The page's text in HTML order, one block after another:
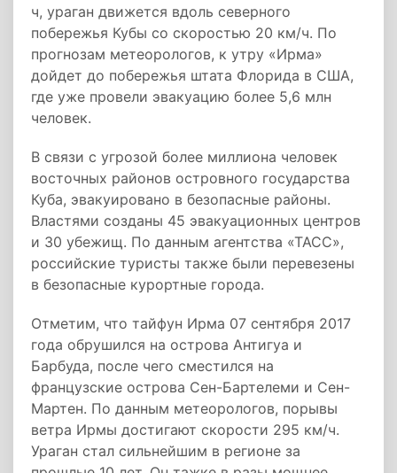
ч, ураган движется вдоль северного
побережья Кубы со скоростью 20 км/ч. По
прогнозам метеорологов, к утру «Ирма»
дойдет до побережья штата Флорида в США,
где уже провели эвакуацию более 5,6 млн
человек.
В связи с угрозой более миллиона человек
восточных районов островного государства
Куба, эвакуировано в безопасные районы.
Властями созданы 45 эвакуационных центров
и 30 убежищ. По данным агентства «ТАСС»,
российские туристы также были перевезены
в безопасные курортные города.
Отметим, что тайфун Ирма 07 сентября 2017
года обрушился на острова Антигуа и
Барбуда, после чего сместился на
французские острова Сен-Бартелеми и Сен-
Мартен. По данным метеорологов, порывы
ветра Ирмы достигают скорости 295 км/ч.
Ураган стал сильнейшим в регионе за